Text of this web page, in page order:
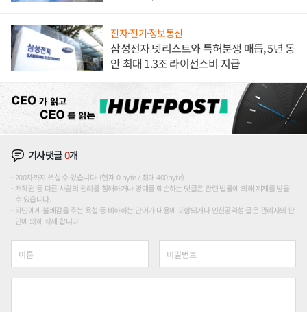
전자·전기·정보통신
삼성전자 넷리스트와 특허분쟁 매듭, 5년 동
안 최대 1.3조 라이선스비 지급
기사댓글0개
200자까지 쓰실 수 있습니다. (현재 0 byte / 최대 400byte)
저작권 등 다른 사람의 권리를 침해하거나 명예를 훼손하는 댓글은 관련 법률에 의해 제재를 받을
수 있습니다.
타인에게 불쾌감을 주는 욕설 등 비하하는 단어가 내용에 포함되거나 인신공격성 글은 관리자의 판
단에 의해 삭제 합니다.